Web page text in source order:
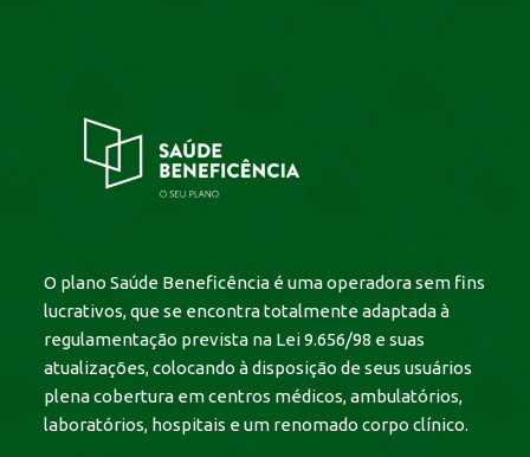
O plano Saúde Beneficência é uma operadora sem fins
lucrativos, que se encontra totalmente adaptada à
regulamentação prevista na Lei 9.656/98 e suas
atualizações, colocando à disposição de seus usuários
plena cobertura em centros médicos, ambulatórios,
laboratórios, hospitais e um renomado corpo clínico.